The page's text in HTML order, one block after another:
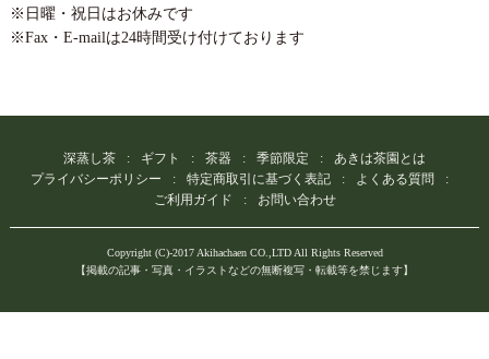
※日曜・祝日はお休みです
※Fax・E-mailは24時間受け付けております
深蒸し茶 ギフト 茶器 季節限定
あきは茶園とは
プライバシーポリシー
特定商取引に基づく表記
よくある質問
ご利用ガイド
お問い合わせ
Copyright (C)-2017 Akihachaen CO.,LTD All Rights Reserved
【掲載の記事・写真・イラストなどの無断複写・転載等を禁じます】